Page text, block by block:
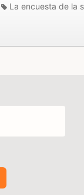
La encuesta de la